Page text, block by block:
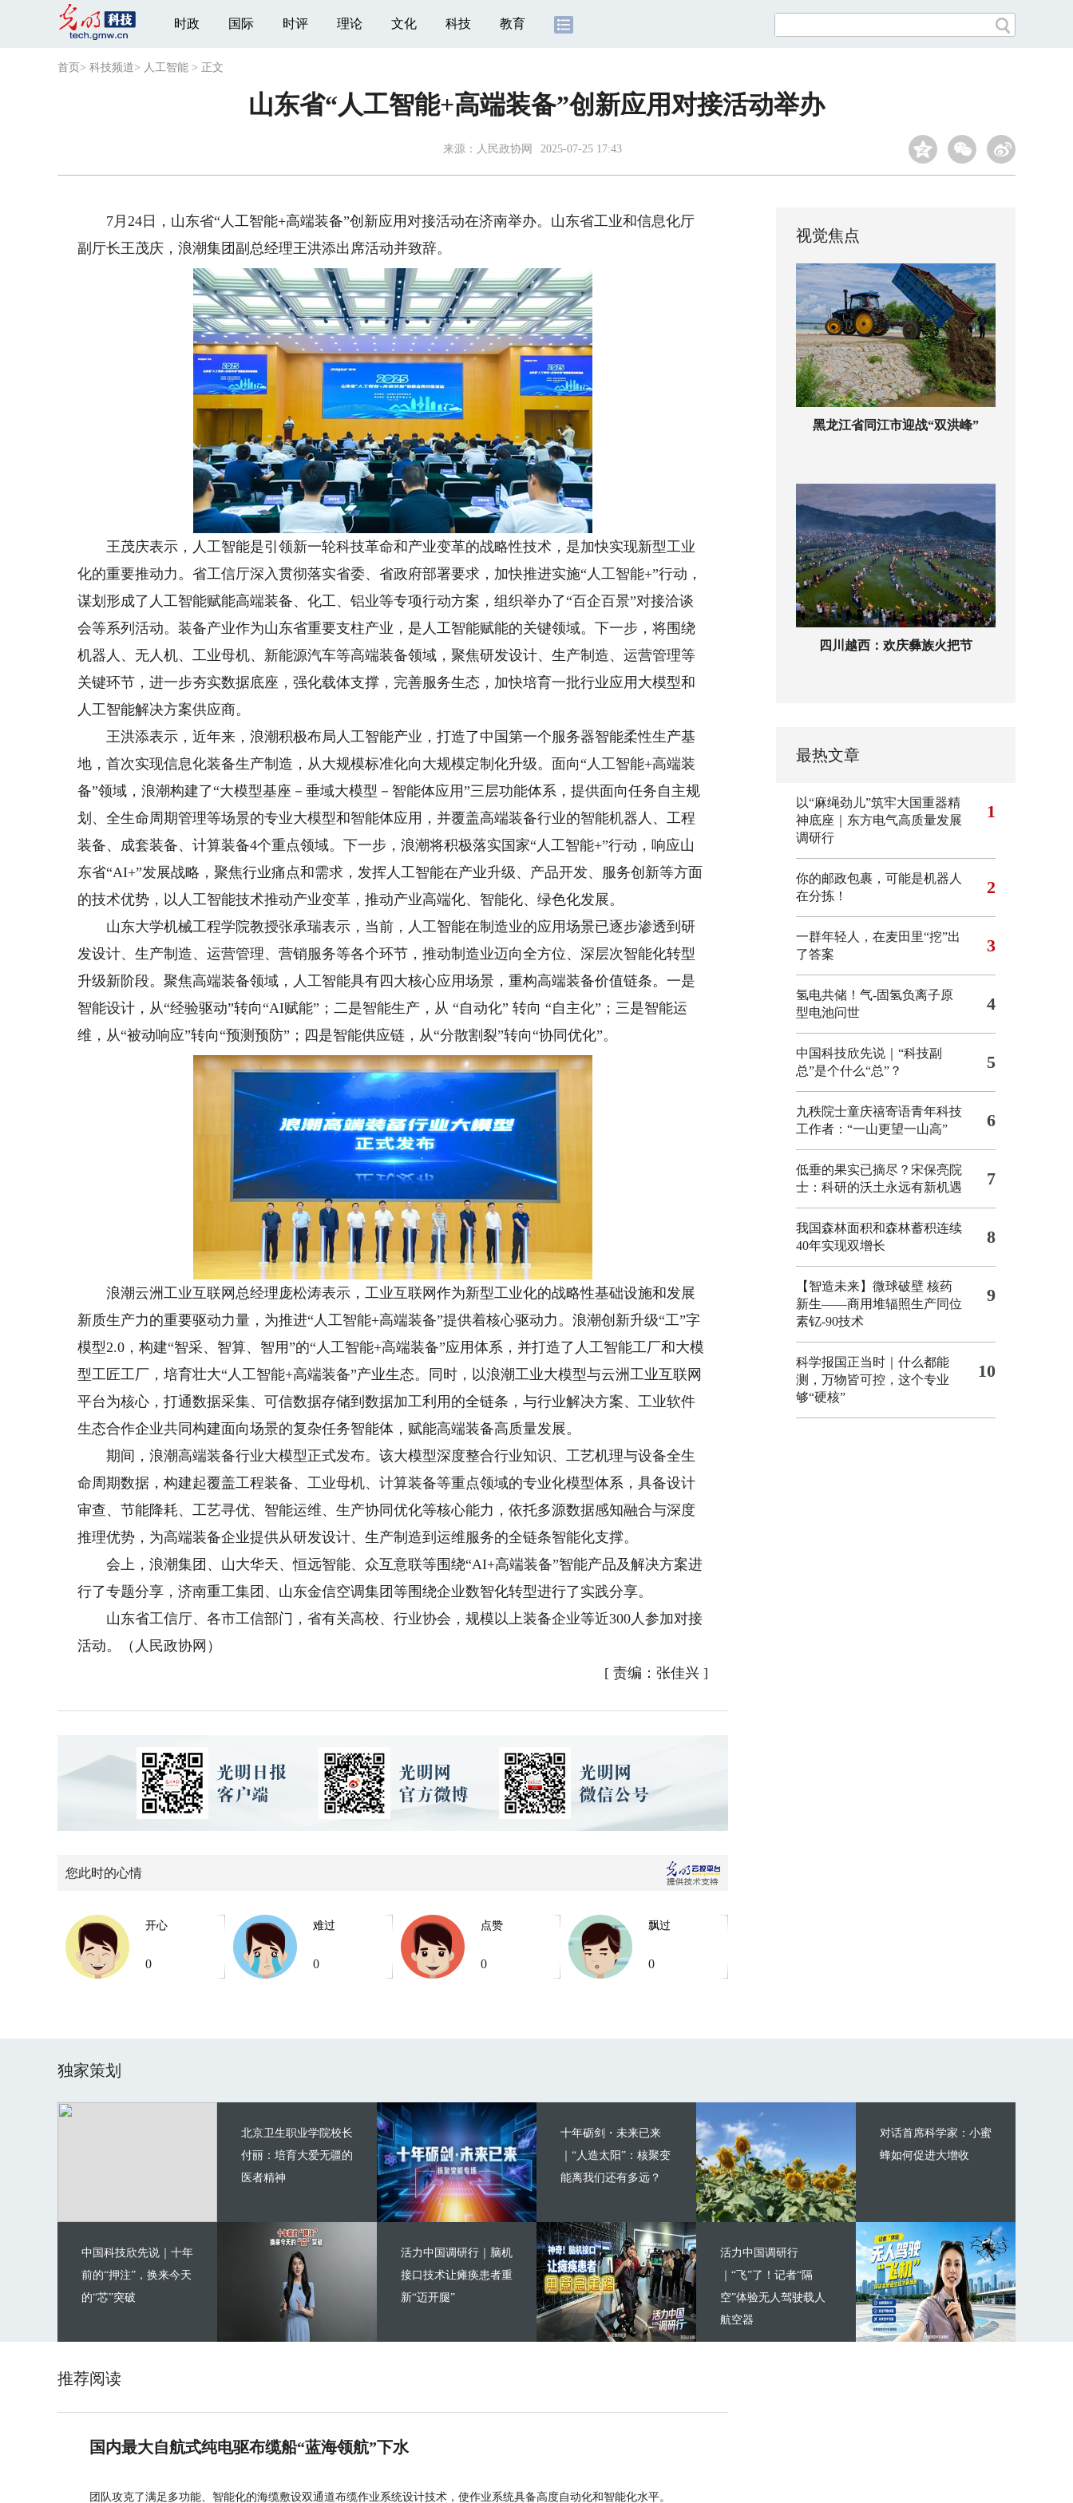
时政 国际 时评 理论 文化 科技 教育
首页 > 科技频道> 人工智能 > 正文
山东省“人工智能+高端装备”创新应用对接活动举办
来源： 人民政协网 2025-07-25 17:43
7月24日，山东省“人工智能+高端装备”创新应用对接活动在济南举办。山东省工业和信息化厅
副厅长王茂庆，浪潮集团副总经理王洪添出席活动并致辞。
王茂庆表示，人工智能是引领新一轮科技革命和产业变革的战略性技术，是加快实现新型工业
化的重要推动力。省工信厅深入贯彻落实省委、省政府部署要求，加快推进实施“人工智能+”行动，
谋划形成了人工智能赋能高端装备、化工、铝业等专项行动方案，组织举办了“百企百景”对接洽谈
会等系列活动。装备产业作为山东省重要支柱产业，是人工智能赋能的关键领域。下一步，将围绕
机器人、无人机、工业母机、新能源汽车等高端装备领域，聚焦研发设计、生产制造、运营管理等
关键环节，进一步夯实数据底座，强化载体支撑，完善服务生态，加快培育一批行业应用大模型和
人工智能解决方案供应商。
王洪添表示，近年来，浪潮积极布局人工智能产业，打造了中国第一个服务器智能柔性生产基
地，首次实现信息化装备生产制造，从大规模标准化向大规模定制化升级。面向“人工智能+高端装
备”领域，浪潮构建了“大模型基座－垂域大模型－智能体应用”三层功能体系，提供面向任务自主规
划、全生命周期管理等场景的专业大模型和智能体应用，并覆盖高端装备行业的智能机器人、工程
装备、成套装备、计算装备4个重点领域。下一步，浪潮将积极落实国家“人工智能+”行动，响应山
东省“AI+”发展战略，聚焦行业痛点和需求，发挥人工智能在产业升级、产品开发、服务创新等方面
的技术优势，以人工智能技术推动产业变革，推动产业高端化、智能化、绿色化发展。
山东大学机械工程学院教授张承瑞表示，当前，人工智能在制造业的应用场景已逐步渗透到研
发设计、生产制造、运营管理、营销服务等各个环节，推动制造业迈向全方位、深层次智能化转型
升级新阶段。聚焦高端装备领域，人工智能具有四大核心应用场景，重构高端装备价值链条。一是
智能设计，从“经验驱动”转向“AI赋能”；二是智能生产，从 “自动化” 转向 “自主化”；三是智能运
维，从“被动响应”转向“预测预防”；四是智能供应链，从“分散割裂”转向“协同优化”。
浪潮云洲工业互联网总经理庞松涛表示，工业互联网作为新型工业化的战略性基础设施和发展
新质生产力的重要驱动力量，为推进“人工智能+高端装备”提供着核心驱动力。浪潮创新升级“工”字
模型2.0，构建“智采、智算、智用”的“人工智能+高端装备”应用体系，并打造了人工智能工厂和大模
型工匠工厂，培育壮大“人工智能+高端装备”产业生态。同时，以浪潮工业大模型与云洲工业互联网
平台为核心，打通数据采集、可信数据存储到数据加工利用的全链条，与行业解决方案、工业软件
生态合作企业共同构建面向场景的复杂任务智能体，赋能高端装备高质量发展。
期间，浪潮高端装备行业大模型正式发布。该大模型深度整合行业知识、工艺机理与设备全生
命周期数据，构建起覆盖工程装备、工业母机、计算装备等重点领域的专业化模型体系，具备设计
审查、节能降耗、工艺寻优、智能运维、生产协同优化等核心能力，依托多源数据感知融合与深度
推理优势，为高端装备企业提供从研发设计、生产制造到运维服务的全链条智能化支撑。
会上，浪潮集团、山大华天、恒远智能、众互意联等围绕“AI+高端装备”智能产品及解决方案进
行了专题分享，济南重工集团、山东金信空调集团等围绕企业数智化转型进行了实践分享。
山东省工信厅、各市工信部门，省有关高校、行业协会，规模以上装备企业等近300人参加对接
活动。（人民政协网）
[ 责编：张佳兴 ]
您此时的心情
开心
0
难过
0
点赞
0
飘过
0
视觉焦点
黑龙江省同江市迎战“双洪峰”
四川越西：欢庆彝族火把节
最热文章
以“麻绳劲儿”筑牢大国重器精
神底座｜东方电气高质量发展
调研行
1
你的邮政包裹，可能是机器人
在分拣！
2
一群年轻人，在麦田里“挖”出
了答案
3
氢电共储！气-固氢负离子原
型电池问世
4
中国科技欣先说｜“科技副
总”是个什么“总”？
5
九秩院士童庆禧寄语青年科技
工作者：“一山更望一山高”
6
低垂的果实已摘尽？宋保亮院
士：科研的沃土永远有新机遇
7
我国森林面积和森林蓄积连续
40年实现双增长
8
【智造未来】微球破壁 核药
新生——商用堆辐照生产同位
素钇-90技术
9
科学报国正当时｜什么都能
测，万物皆可控，这个专业
够“硬核”
10
独家策划
北京卫生职业学院校长
付丽：培育大爱无疆的
医者精神
中国科技欣先说｜十年
前的“押注”，换来今天
的“芯”突破
十年砺剑・未来已来
｜“人造太阳”：核聚变
能离我们还有多远？
活力中国调研行｜脑机
接口技术让瘫痪患者重
新“迈开腿”
对话首席科学家：小蜜
蜂如何促进大增收
活力中国调研行
｜“飞”了！记者“隔
空”体验无人驾驶载人
航空器
推荐阅读
国内最大自航式纯电驱布缆船“蓝海领航”下水
团队攻克了满足多功能、智能化的海缆敷设双通道布缆作业系统设计技术，使作业系统具备高度自动化和智能化水平。